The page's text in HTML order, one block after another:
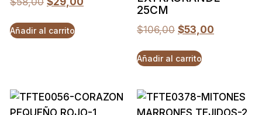
Añadir al carrito
25CM
$106,00 $53,00
Añadir al carrito